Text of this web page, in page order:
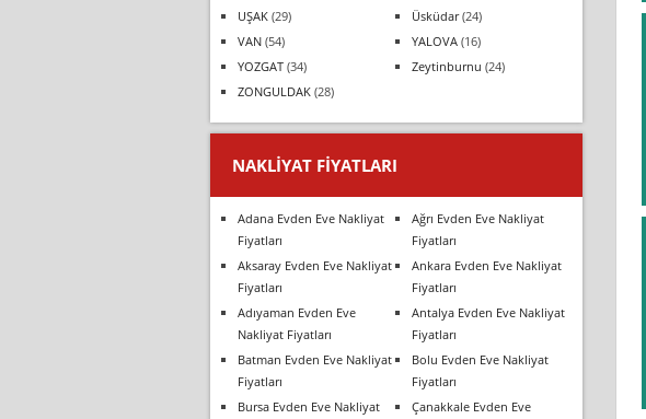
UŞAK (29) Üsküdar(24)
VAN (54) YALOVA (16)
YOZGAT (34) Zeytinburnu (24)
ZONGULDAK (28)
NAKLIYAT FIYATLARI
Adana Evden Eve Nakliyat
Fiyatları
Ağrı Evden Eve Nakliyat
Fiyatları
Aksaray Evden Eve Nakliyat
Fiyatları
Ankara Evden Eve Nakliyat
Fiyatları
Adıyaman Evden Eve
Nakliyat Fiyatları
Antalya Evden Eve Nakliyat
Fiyatları
Batman Evden Eve Nakliyat
Fiyatları
Bolu Evden Eve Nakliyat
Fiyatları
Bursa Evden Eve Nakliyat
Çanakkale Evden Eve